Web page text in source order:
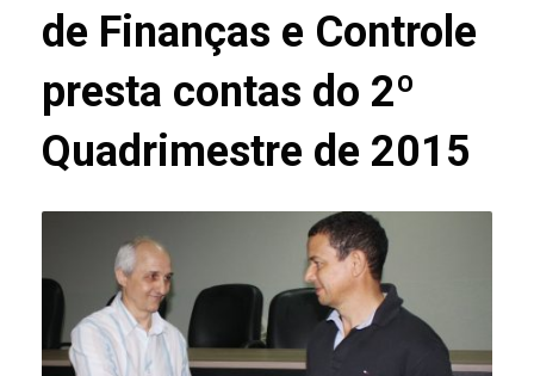
de Finanças e Controle
presta contas do 2º
Quadrimestre de 2015